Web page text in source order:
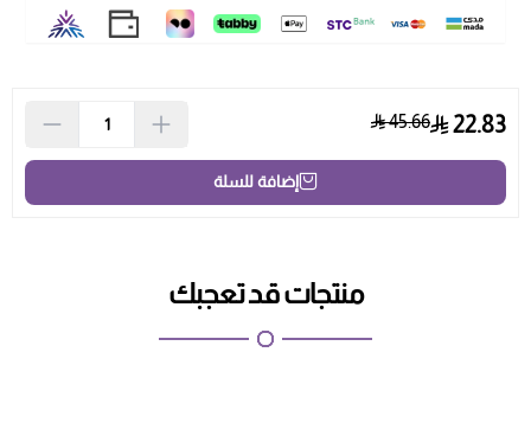
22.83
45.66
إضافة للسلة
منتجات قد تعجبك